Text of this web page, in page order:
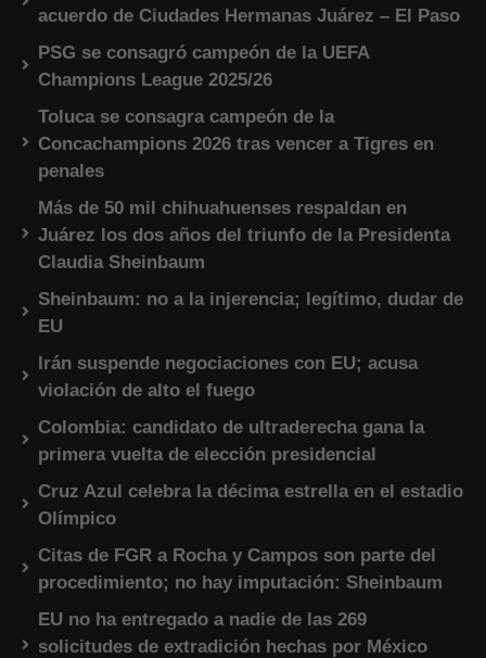
acuerdo de Ciudades Hermanas Juárez – El Paso
PSG se consagró campeón de la UEFA
Champions League 2025/26
Toluca se consagra campeón de la
Concachampions 2026 tras vencer a Tigres en
penales
Más de 50 mil chihuahuenses respaldan en
Juárez los dos años del triunfo de la Presidenta
Claudia Sheinbaum
Sheinbaum: no a la injerencia; legítimo, dudar de
EU
Irán suspende negociaciones con EU; acusa
violación de alto el fuego
Colombia: candidato de ultraderecha gana la
primera vuelta de elección presidencial
Cruz Azul celebra la décima estrella en el estadio
Olímpico
Citas de FGR a Rocha y Campos son parte del
procedimiento; no hay imputación: Sheinbaum
EU no ha entregado a nadie de las 269
solicitudes de extradición hechas por México